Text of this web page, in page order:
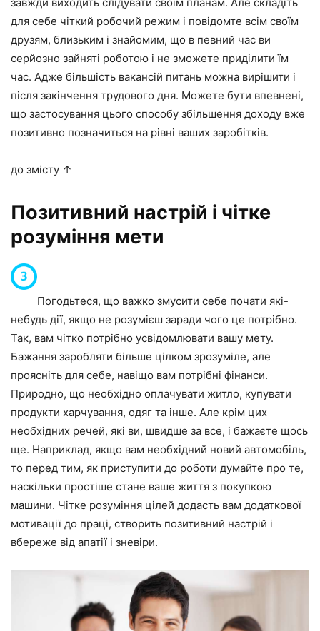
для себе чіткий робочий режим і повідомте всім своїм
друзям, близьким і знайомим, що в певний час ви
серйозно зайняті роботою і не зможете приділити їм
час. Адже більшість вакансій питань можна вирішити і
після закінчення трудового дня. Можете бути впевнені,
що застосування цього способу збільшення доходу вже
позитивно позначиться на рівні ваших заробітків.
до змісту ↑
Позитивний настрій і чітке
розуміння мети
Погодьтеся, що важко змусити себе почати які-
небудь дії, якщо не розумієш заради чого це потрібно.
Так, вам чітко потрібно усвідомлювати вашу мету.
Бажання заробляти більше цілком зрозуміле, але
проясніть для себе, навіщо вам потрібні фінанси.
Природно, що необхідно оплачувати житло, купувати
продукти харчування, одяг та інше. Але крім цих
необхідних речей, які ви, швидше за все, і бажаєте щось
ще. Наприклад, якщо вам необхідний новий автомобіль,
то перед тим, як приступити до роботи думайте про те,
наскільки простіше стане ваше життя з покупкою
машини. Чітке розуміння цілей додасть вам додаткової
мотивації до праці, створить позитивний настрій і
вбереже від апатії і зневіри.